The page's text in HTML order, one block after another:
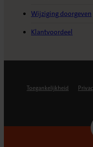
Wijziging doorgeven
Klantvoordeel
Toegankelijkheid